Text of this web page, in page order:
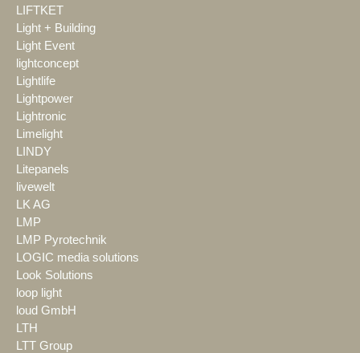
LIFTKET
Light + Building
Light Event
lightconcept
Lightlife
Lightpower
Lightronic
Limelight
LINDY
Litepanels
livewelt
LK AG
LMP
LMP Pyrotechnik
LOGIC media solutions
Look Solutions
loop light
loud GmbH
LTH
LTT Group